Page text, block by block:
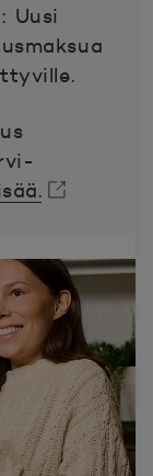
Uusi